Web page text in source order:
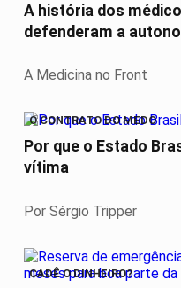
A história dos
defenderam a
A Medicina no Front
O CONTRATO DO MEDO
Por que o Estado
vítima
Por Sérgio Tripper
CADÊ O DINHEIRO?